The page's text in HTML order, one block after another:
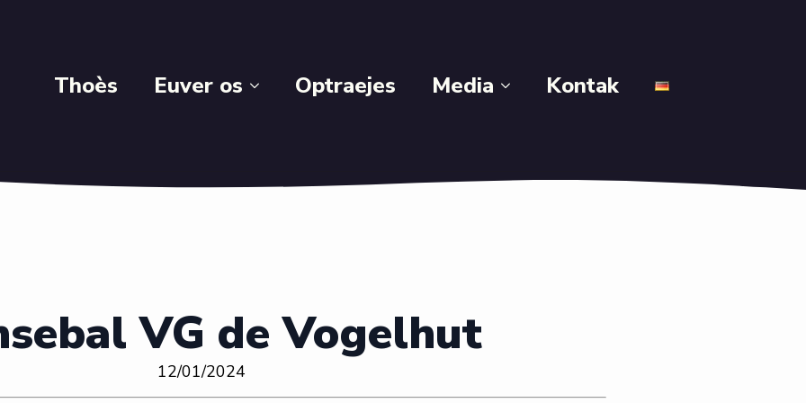
Thoès Euver os Optraejes Media Kontak
VG de Vogelhut
12/01/2024